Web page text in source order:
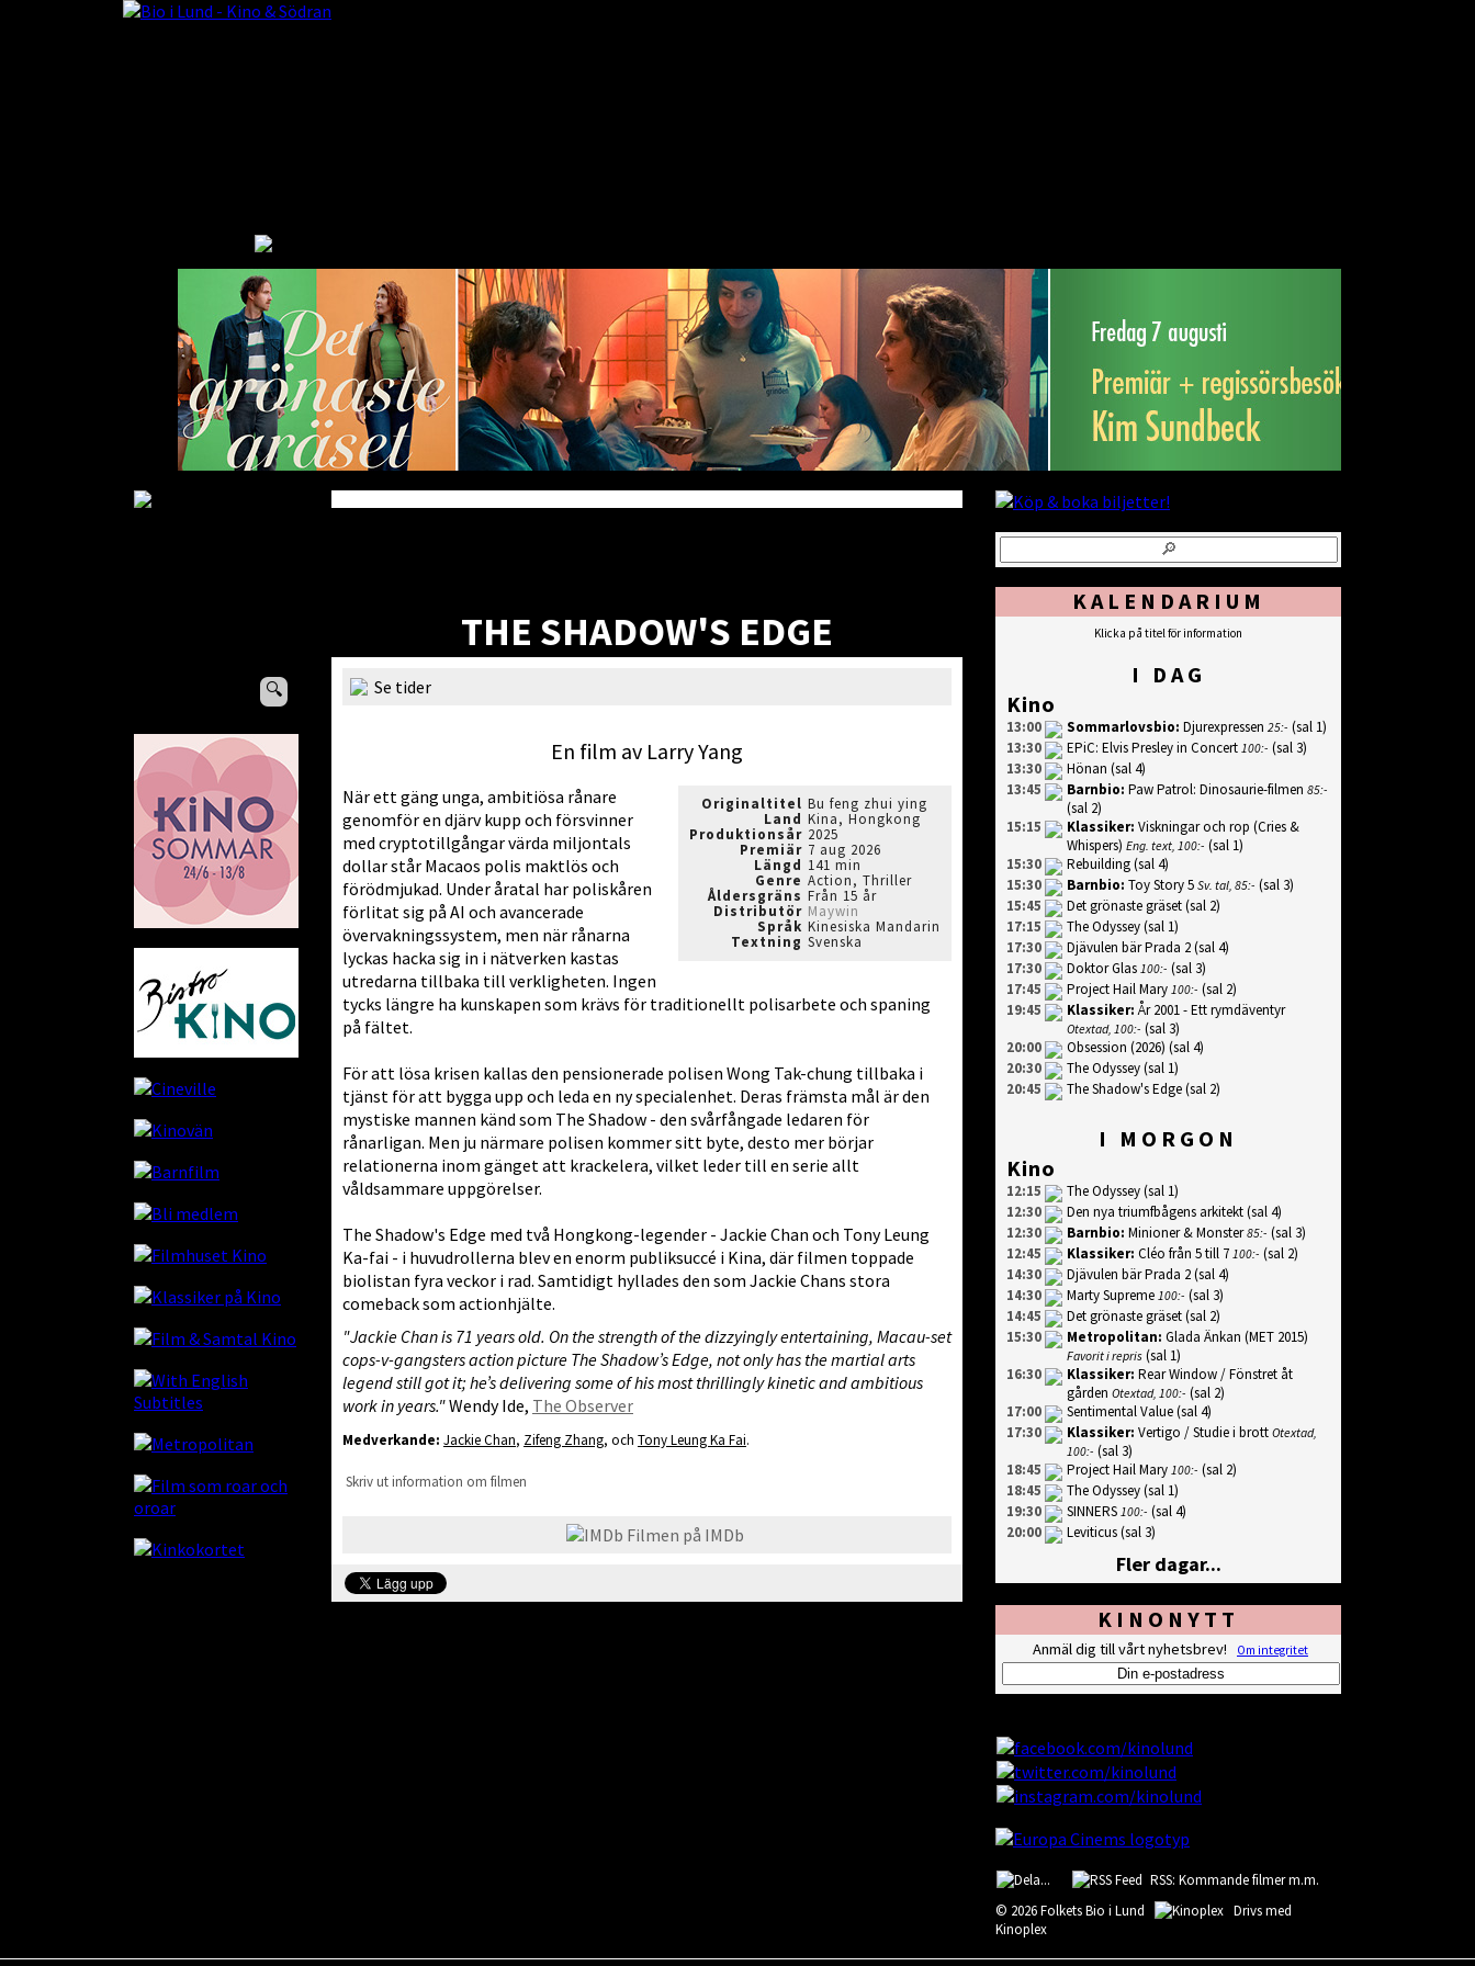
🔍
KALENDARIUM
Klicka på titel för information
I DAG
Kino
13:00 Sommarlovsbio: Djurexpressen 25:- (sal 1)
13:30
EPiC: Elvis Presley in Concert 100:- (sal 3)
13:30
Hönan (sal 4)
13:45
Barnbio: Paw Patrol: Dinosaurie-filmen 85:-
(sal 2)
15:15
Klassiker: Viskningar och rop (Cries &
Whispers) Eng. text, 100:- (sal 1)
15:30
Rebuilding(sal 4)
15:30
Barnbio: Toy Story 5 Sv. tal, 85:- (sal 3)
15:45
Det grönaste gräset(sal 2)
17:15
The Odyssey(sal 1)
17:30
Djävulen bär Prada 2(sal 4)
17:30
Doktor Glas 100:- (sal 3)
17:45
Project Hail Mary 100:- (sal 2)
19:45
Klassiker: År 2001 - Ett rymdäventyr
Otextad, 100:- (sal 3)
20:00
Obsession (2026) (sal 4)
20:30
The Odyssey(sal 1)
20:45
The Shadow's Edge(sal 2)
I MORGON
Kino
12:15 The Odyssey(sal 1)
12:30
Den nya triumfbågens arkitekt(sal 4)
12:30
Barnbio: Minioner & Monster 85:- (sal 3)
12:45
Klassiker: Cléo från 5 till 7 100:- (sal 2)
14:30
Djävulen bär Prada 2(sal 4)
14:30
Marty Supreme 100:- (sal 3)
14:45
Det grönaste gräset(sal 2)
15:30
Metropolitan: Glada Änkan (MET 2015)
Favorit i repris (sal 1)
16:30
Klassiker: Rear Window / Fönstret åt
gården Otextad, 100:- (sal 2)
17:00
Sentimental Value(sal 4)
17:30
Klassiker: Vertigo / Studie i brott Otextad,
100:- (sal 3)
18:45
Project Hail Mary 100:- (sal 2)
18:45
The Odyssey(sal 1)
19:30
SINNERS 100:- (sal 4)
20:00
Leviticus(sal 3)
Fler dagar...
KINONYTT
Anmäl dig till vårt nyhetsbrev! Om integritet
RSS: Kommande filmer m.m.
© 2026 Folkets Bio i Lund
Drivs med
Kinoplex
THE SHADOW'S EDGE
Se tider
En film av Larry Yang
Originaltitel
Land
Produktionsår
Premiär
Längd
Genre
Åldersgräns
Distributör
Språk
Textning
Bu feng zhui ying
Kina, Hongkong
2025
7 aug 2026
141 min
Action, Thriller
Från 15 år
Maywin
Kinesiska Mandarin
Svenska
När ett gäng unga, ambitiösa rånare
genomför en djärv kupp och försvinner
med cryptotillgångar värda miljontals
dollar står Macaos polis maktlös och
förödmjukad. Under åratal har poliskåren
förlitat sig på AI och avancerade
övervakningssystem, men när rånarna
lyckas hacka sig in i nätverken kastas
utredarna tillbaka till verkligheten. Ingen
tycks längre ha kunskapen som krävs för traditionellt polisarbete och spaning
på fältet.
För att lösa krisen kallas den pensionerade polisen Wong Tak-chung tillbaka i
tjänst för att bygga upp och leda en ny specialenhet. Deras främsta mål är den
mystiske mannen känd som The Shadow - den svårfångade ledaren för
rånarligan. Men ju närmare polisen kommer sitt byte, desto mer börjar
relationerna inom gänget att krackelera, vilket leder till en serie allt
våldsammare uppgörelser.
The Shadow's Edge med två Hongkong-legender - Jackie Chan och Tony Leung
Ka-fai - i huvudrollerna blev en enorm publiksuccé i Kina, där filmen toppade
biolistan fyra veckor i rad. Samtidigt hyllades den som Jackie Chans stora
comeback som actionhjälte.
"Jackie Chan is 71 years old. On the strength of the dizzyingly entertaining, Macau-set
cops-v -gangsters action picture The Shadow’s Edge, not only has the martial arts
legend still got it; he’s delivering some of his most thrillingly kinetic and ambitious
work in years."Wendy Ide, The Observer
Medverkande: Jackie Chan, Zifeng Zhang, och Tony Leung Ka Fai.
Skriv ut information om filmen
Filmen på IMDb